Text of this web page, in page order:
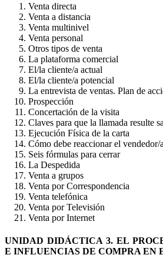
Venta directa
Venta a distancia
Venta multinivel
Venta personal
Otros tipos de venta
La plataforma comercial
El/la cliente/a actual
El/la cliente/a potencial
La entrevista de ventas. Plan de
Prospección
Concertación de la visita
Claves para que la llamada resulte
Ejecución Física de la carta
Cómo debe reaccionar el vendedor/
Seis fórmulas para cerrar
La Despedida
Venta a grupos
Venta por Correspondencia
Venta telefónica
Venta por Televisión
Venta por Internet
UNIDAD DIDÁCTICA 3. EL
E INFLUENCIAS DE COMPRA EN